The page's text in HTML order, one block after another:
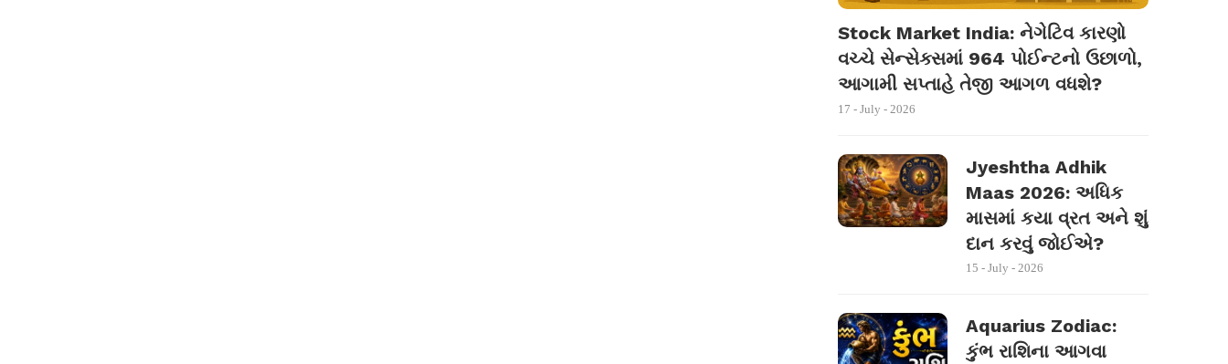
Stock Market India: નેગેટિવ કારણો
વચ્ચે સેન્સેક્સમાં 964 પોઈન્ટનો ઉછાળો,
આગામી સપ્તાહે તેજી આગળ વધશે?
17 - July - 2026
Jyeshtha Adhik
Maas 2026: અધિક
માસમાં કયા વ્રત અને શું
દાન કરવું જોઈએ?
15 - July - 2026
Aquarius Zodiac:
કુંભ રાશિના આગવા